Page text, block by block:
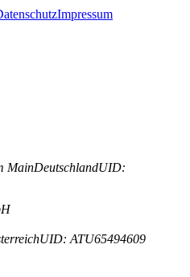
Impressum
MainDeutschlandUID:
UID: ATU65494609